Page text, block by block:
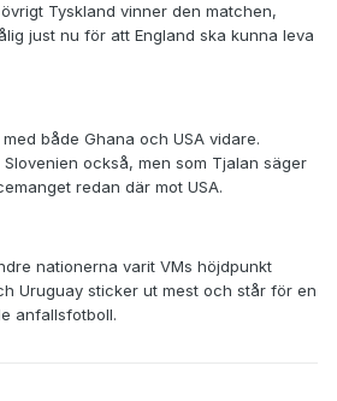
Tyskland vinner den matchen,
just nu för att England ska kunna leva
både Ghana och USA vidare.
också, men som Tjalan säger
redan där mot USA.
nationerna varit VMs höjdpunkt
Uruguay sticker ut mest och står för en
anfallsfotboll.